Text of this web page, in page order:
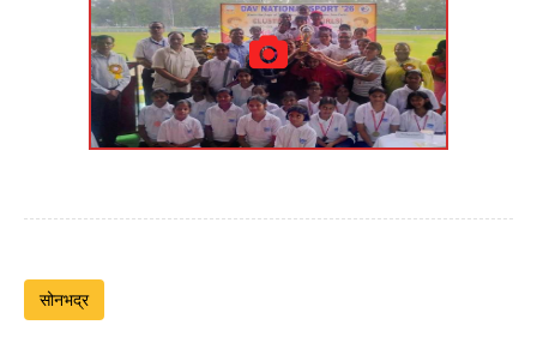
सोनभद्र